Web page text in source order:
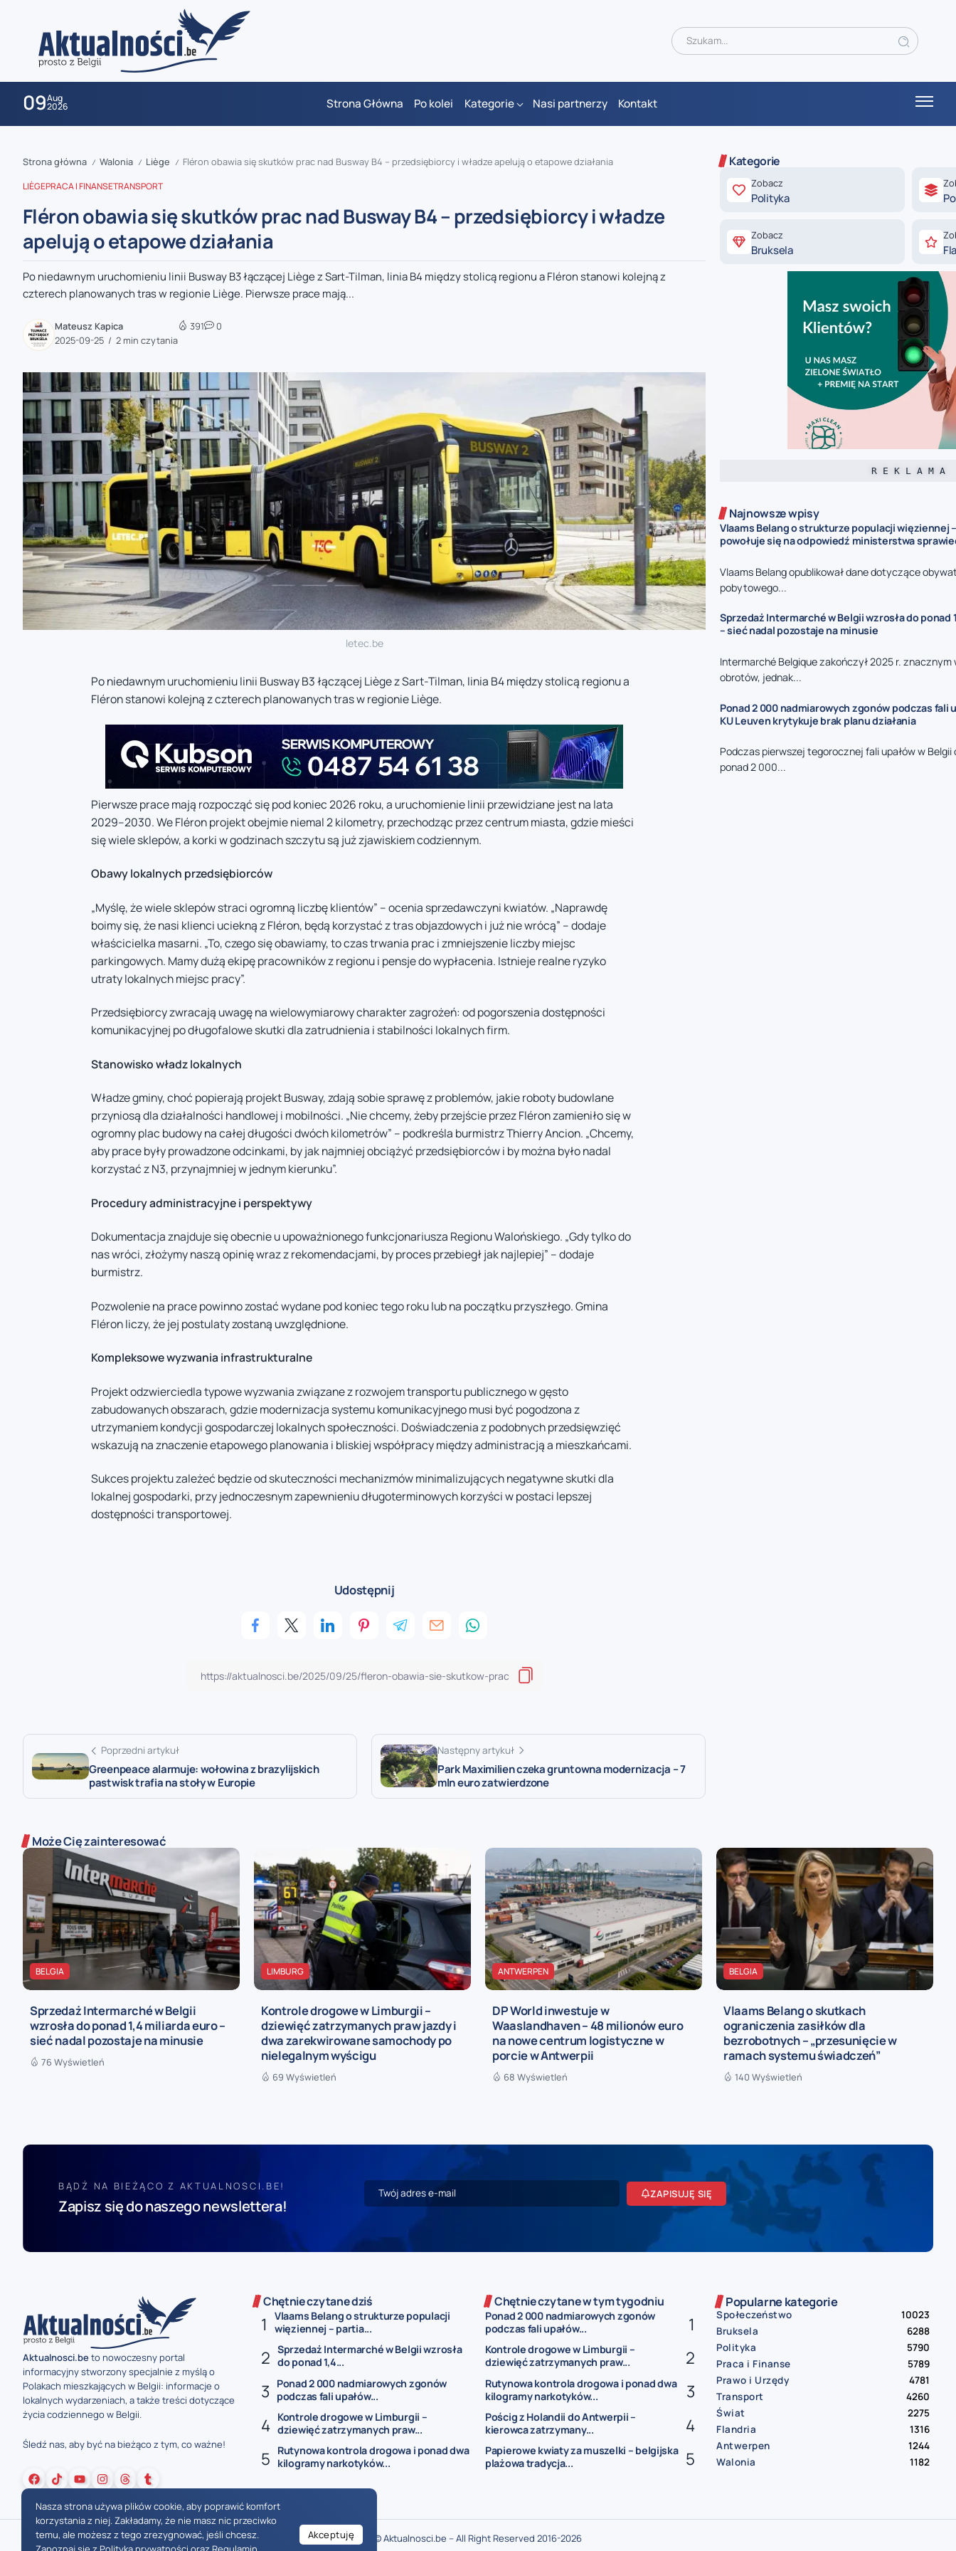
09Aug
2026 Strona Główna Po kolei Kategorie Nasi partnerzy Kontakt
zaobserwuj nas
zaobserwuj nas
zaobserwuj nas
zaobserwuj nas
Strona główna / Walonia / Liège / Fléron obawia się skutków prac nad Busway B4 – przedsiębiorcy i władze apelują o etapowe działania
LIÈGEPRACA I FINANSETRANSPORT
Fléron obawia się skutków prac nad Busway B4 – przedsiębiorcy i władze
apelują o etapowe działania
Po niedawnym uruchomieniu linii Busway B3 łączącej Liège z Sart-Tilman, linia B4 między stolicą regionu a Fléron stanowi kolejną z
czterech planowanych tras w regionie Liège. Pierwsze prace mają...
Mateusz Kapica
2025-09-25
2 min czytania
391 0
letec.be
Po niedawnym uruchomieniu linii Busway B3 łączącej Liège z Sart-Tilman, linia B4 między stolicą regionu a
Fléron stanowi kolejną z czterech planowanych tras w regionie Liège.
Pierwsze prace mają rozpocząć się pod koniec 2026 roku, a uruchomienie linii przewidziane jest na lata
2029–2030. We Fléron projekt obejmie niemal 2 kilometry, przechodząc przez centrum miasta, gdzie mieści
się wiele sklepów, a korki w godzinach szczytu są już zjawiskiem codziennym.
Obawy lokalnych przedsiębiorców
„Myślę, że wiele sklepów straci ogromną liczbę klientów” – ocenia sprzedawczyni kwiatów. „Naprawdę
boimy się, że nasi klienci uciekną z Fléron, będą korzystać z tras objazdowych i już nie wrócą” – dodaje
właścicielka masarni. „To, czego się obawiamy, to czas trwania prac i zmniejszenie liczby miejsc
parkingowych. Mamy dużą ekipę pracowników z regionu i pensje do wypłacenia. Istnieje realne ryzyko
utraty lokalnych miejsc pracy”.
Przedsiębiorcy zwracają uwagę na wielowymiarowy charakter zagrożeń: od pogorszenia dostępności
komunikacyjnej po długofalowe skutki dla zatrudnienia i stabilności lokalnych firm.
Stanowisko władz lokalnych
Władze gminy, choć popierają projekt Busway, zdają sobie sprawę z problemów, jakie roboty budowlane
przyniosą dla działalności handlowej i mobilności. „Nie chcemy, żeby przejście przez Fléron zamieniło się w
ogromny plac budowy na całej długości dwóch kilometrów” – podkreśla burmistrz Thierry Ancion. „Chcemy,
aby prace były prowadzone odcinkami, by jak najmniej obciążyć przedsiębiorców i by można było nadal
korzystać z N3, przynajmniej w jednym kierunku”.
Procedury administracyjne i perspektywy
Dokumentacja znajduje się obecnie u upoważnionego funkcjonariusza Regionu Walońskiego. „Gdy tylko do
nas wróci, złożymy naszą opinię wraz z rekomendacjami, by proces przebiegł jak najlepiej” – dodaje
burmistrz.
Pozwolenie na prace powinno zostać wydane pod koniec tego roku lub na początku przyszłego. Gmina
Fléron liczy, że jej postulaty zostaną uwzględnione.
Kompleksowe wyzwania infrastrukturalne
Projekt odzwierciedla typowe wyzwania związane z rozwojem transportu publicznego w gęsto
zabudowanych obszarach, gdzie modernizacja systemu komunikacyjnego musi być pogodzona z
utrzymaniem kondycji gospodarczej lokalnych społeczności. Doświadczenia z podobnych przedsięwzięć
wskazują na znaczenie etapowego planowania i bliskiej współpracy między administracją a mieszkańcami.
Sukces projektu zależeć będzie od skuteczności mechanizmów minimalizujących negatywne skutki dla
lokalnej gospodarki, przy jednoczesnym zapewnieniu długoterminowych korzyści w postaci lepszej
dostępności transportowej.
Udostępnij
Poprzedni artykuł
Greenpeace alarmuje: wołowina z brazylijskich
pastwisk trafia na stoły w Europie
Następny artykuł
Park Maximilien czeka gruntowna modernizacja – 7
mln euro zatwierdzone
Kategorie
Zobacz
Polityka
Zobacz
Bruksela
R E K L A M A
Najnowsze wpisy
Vlaams Belang o strukturze populacji więziennej
powołuje się na odpowiedź ministerstwa
Vlaams Belang opublikował dane dotyczące
pobytowego...
Sprzedaż Intermarché w Belgii wzrosła do ponad
– sieć nadal pozostaje na minusie
Intermarché Belgique zakończył 2025 r.
obrotów, jednak...
Ponad 2 000 nadmiarowych zgonów podczas fali
KU Leuven krytykuje brak planu działania
Podczas pierwszej tegorocznej fali upałów w
ponad 2 000...
Może Cię zainteresować
BELGIA
Sprzedaż Intermarché w Belgii
wzrosła do ponad 1,4 miliarda euro –
sieć nadal pozostaje na minusie
76 Wyświetleń
LIMBURG
Kontrole drogowe w Limburgii –
dziewięć zatrzymanych praw jazdy i
dwa zarekwirowane samochody po
nielegalnym wyścigu
69 Wyświetleń
ANTWERPEN
DP World inwestuje w
Waaslandhaven – 48 milionów euro
na nowe centrum logistyczne w
porcie w Antwerpii
68 Wyświetleń
BELGIA
Vlaams Belang o skutkach
ograniczenia zasiłków dla
bezrobotnych – „przesunięcie w
ramach systemu świadczeń”
140 Wyświetleń
BĄDŹ NA BIEŻĄCO Z AKTUALNOSCI.BE!
Zapisz się do naszego newslettera!
ZAPISUJĘ SIĘ
Aktualnosci.beto nowoczesny portal
informacyjny stworzony specjalnie z myślą o
Polakach mieszkających w Belgii: informacje o
lokalnych wydarzeniach, a także treści dotyczące
życia codziennego w Belgii.
Śledź nas, aby być na bieżąco z tym, co ważne!
Chętnie czytane dziś
Vlaams Belang o strukturze populacji
więziennej – partia...
Sprzedaż Intermarché w Belgii wzrosła
do ponad 1,4...
Ponad 2 000 nadmiarowych zgonów
podczas fali upałów...
Kontrole drogowe w Limburgii –
dziewięć zatrzymanych praw...
Rutynowa kontrola drogowa i ponad dwa
kilogramy narkotyków...
Chętnie czytane w tym tygodniu
Ponad 2 000 nadmiarowych zgonów
podczas fali upałów...
Kontrole drogowe w Limburgii –
dziewięć zatrzymanych praw...
Rutynowa kontrola drogowa i ponad dwa
kilogramy narkotyków...
Pościg z Holandii do Antwerpii –
kierowca zatrzymany...
Papierowe kwiaty za muszelki – belgijska
plażowa tradycja...
Popularne kategorie
Społeczeństwo
10023
Bruksela
6288
Polityka
5790
Praca i Finanse
5789
Prawo i Urzędy
4781
Transport
4260
Świat
2275
Flandria
1316
Antwerpen
1244
Walonia
1182
© Aktualnosci.be – All Right Reserved 2016-2026
Nasza strona używa plików cookie, aby poprawić komfort
korzystania z niej. Zakładamy, że nie masz nic przeciwko
temu, ale możesz z tego zrezygnować, jeśli chcesz.
Akceptuję